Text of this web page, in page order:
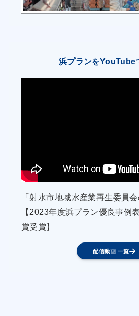
する経営体(漁業者)を対象とし
を活用し水揚後出荷までの低
続)
○ えびかご漁業３経営体は、
取組により、エビの色合いな
持・品質向上に努めるべく、
ルール(船上での運搬には海水
て、海水を-1℃前後として温
浜プランをYouTube
「射水市地域水産業再生委員
【2023年度浜プラン優良事
賞受賞】
配信動画 一覧